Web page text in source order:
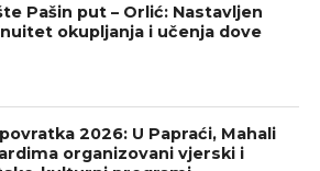
Pašin put – Orlić: Nastavljen
okupljanja i učenja dove
2026: U Papraći, Mahali
organizovani vjerski i